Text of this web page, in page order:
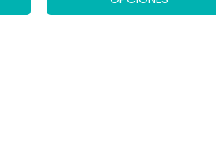
tiene
13,00 €.9,10 €.